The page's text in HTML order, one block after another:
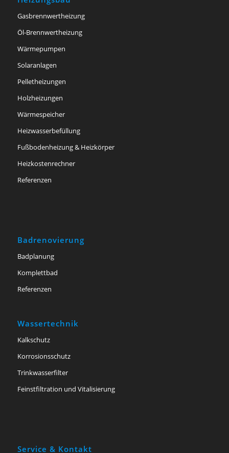
Gasbrennwertheizung
Öl-Brennwertheizung
Wärmepumpen
Solaranlagen
Pelletheizungen
Holzheizungen
Wärmespeicher
Heizwasserbefüllung
Fußbodenheizung & Heizkörper
Heizkostenrechner
Referenzen
Badrenovierung
Badplanung
Komplettbad
Referenzen
Wassertechnik
Kalkschutz
Korrosionsschutz
Trinkwasserfilter
Feinstfiltration und Vitalisierung
Service & Kontakt